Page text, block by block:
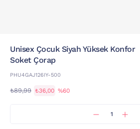
Unisex Çocuk Siyah Yüksek Konfor
Soket Çorap
PHU4GAJ126IY-500
₺89,99 ₺36,00 %60